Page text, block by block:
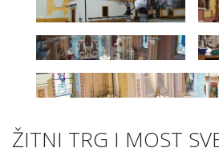
ŽITNI TRG I MOST